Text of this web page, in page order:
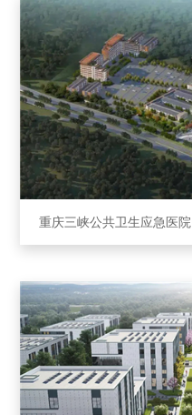
重庆三峡公共卫⽣应急医院